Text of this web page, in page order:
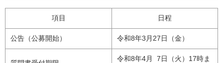
項目 日程
公告（公募開始） 令和8年3月27日（金）
令和8年4月 7日（火）17時ま